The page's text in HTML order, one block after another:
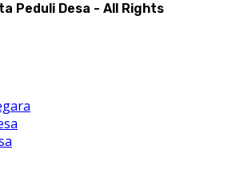
Peduli Desa - All Rights